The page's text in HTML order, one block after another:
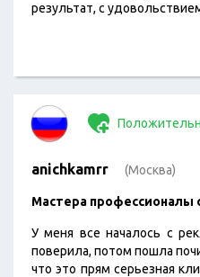
результат, с
anichkamrr (Москва)
Мастера профессионалы
У меня все началось с
поверила, потом пошла
что это прям серьезная